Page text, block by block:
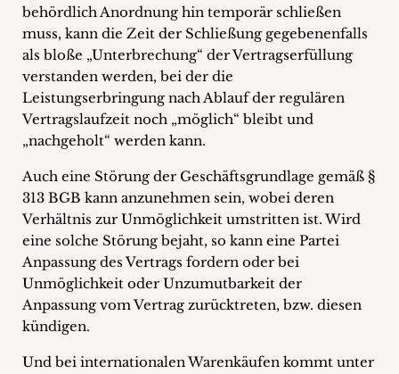
behördlich Anordnung hin temporär schließen
muss, kann die Zeit der Schließung gegebenenfalls
als bloße „Unterbrechung“ der Vertragserfüllung
verstanden werden, bei der die
Leistungserbringung nach Ablauf der regulären
Vertragslaufzeit noch „möglich“ bleibt und
„nachgeholt“ werden kann.
Auch eine Störung der Geschäftsgrundlage gemäß §
313 BGB kann anzunehmen sein, wobei deren
Verhältnis zur Unmöglichkeit umstritten ist. Wird
eine solche Störung bejaht, so kann eine Partei
Anpassung des Vertrags fordern oder bei
Unmöglichkeit oder Unzumutbarkeit der
Anpassung vom Vertrag zurücktreten, bzw. diesen
kündigen.
Und bei internationalen Warenkäufen kommt unter